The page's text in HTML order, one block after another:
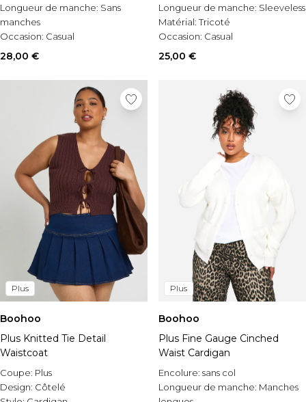
Longueur de manche: Sans
manches
Occasion: Casual
Style:Gilet court
28,00 €
Longueur de manche: Sleeveless
Matérial:Tricoté
Occasion: Casual
25,00 €
Plus
Boohoo
Plus Knitted Tie Detail
Waistcoat
Coupe: Plus
Design: Côtelé
Plus
Boohoo
Plus Fine Gauge Cinched
Waist Cardigan
Encolure: sans col
Longueur de manche: Manches